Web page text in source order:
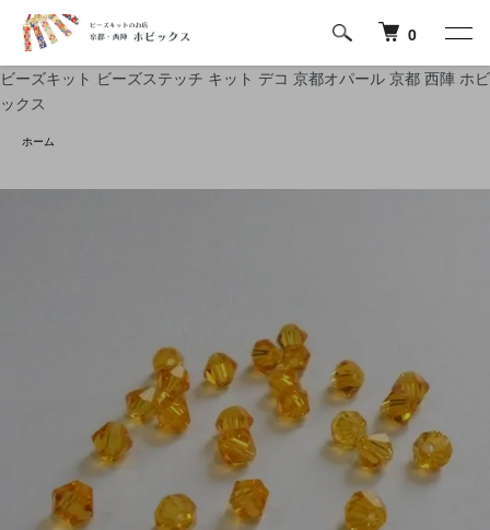
ビーズキット ビーズステッチ キット デコ 京都オパール 京都 西陣 ホビ
ックス
0
ホーム